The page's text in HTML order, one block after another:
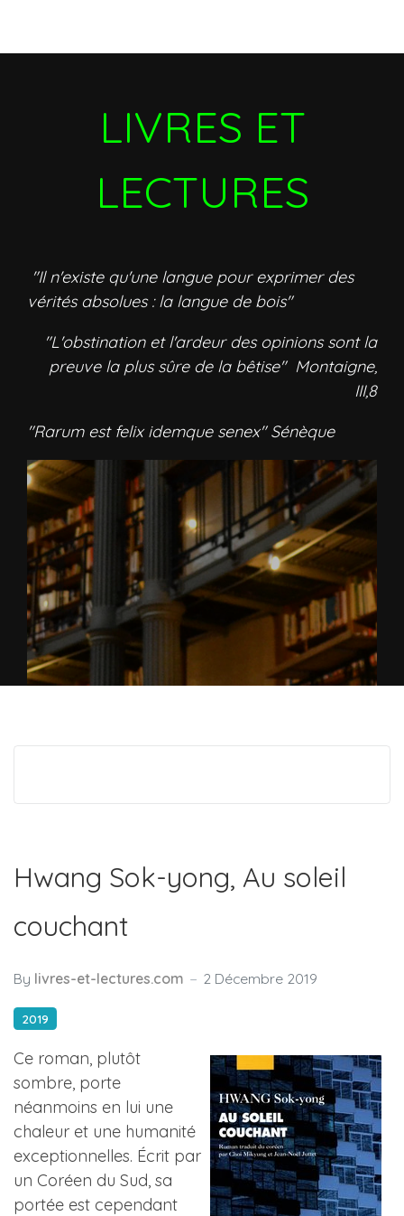
LIVRES ET
LECTURES
"Il n'existe qu'une langue pour exprimer des
vérités absolues : la langue de bois"
"L'obstination et l'ardeur des opinions sont la
preuve la plus sûre de la bêtise" Montaigne,
III,8
"Rarum est felix idemque senex" Sénèque
Hwang Sok-yong, Au soleil
couchant
By livres-et-lectures.com 2 Décembre 2019
2019
Ce roman, plutôt
sombre, porte
néanmoins en lui une
chaleur et une humanité
exceptionnelles. Écrit par
un Coréen du Sud, sa
portée est cependant